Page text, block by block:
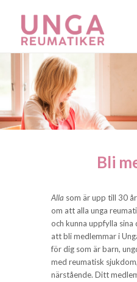
Bli
Alla som är upp till 30
om att alla unga
och kunna uppfylla
att bli medlemmar i
för dig som är barn,
med reumatisk
närstående. Ditt